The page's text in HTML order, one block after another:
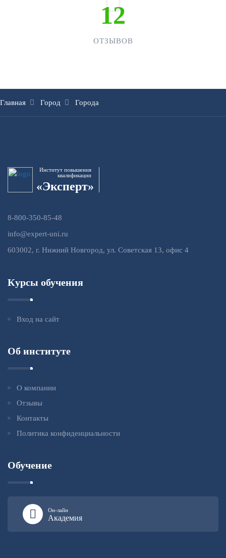
12
ОТЗЫВОВ
Главная Город Города
Институт повышения
квалификации
«Эксперт»
8-800-350-85-48
info@expert-uni.ru
603002, г. Нижний Новгород, ул. Советская 13, офис 4
Курсы обучения
Вход на сайт
Об институте
О компании
Отзывы
Контакты
Политика конфиденциальности
Обучение
Он-лайн
Академия